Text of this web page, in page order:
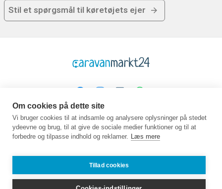
Stil et spørgsmål til køretøjets ejer
Platform
Hjemmeside
Køb
Sælg
spørgsmål
Virksomhed
Om os
Kontakt
Guidebog
Job
Partner
Juridisk
GTC
Beskyttelse af data
Aftryk
Om cookies på dette site
Vi bruger cookies til at indsamle og analysere oplysninger på stedet
ydeevne og brug, til at give de sociale medier funktioner og til at
forbedre og tilpasse indhold og reklamer. Læs mere
Tillad cookies